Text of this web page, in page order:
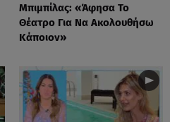
Μπιμπίλας: «Άφησα Το
Θέατρο Για Να Ακολουθήσω
Κάποιον»